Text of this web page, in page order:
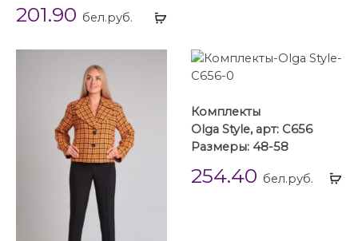
Выбрать
201.90 бел.руб.
Комплекты
Olga Style, арт: C656
Размеры: 48-58
254.40 бел.руб.